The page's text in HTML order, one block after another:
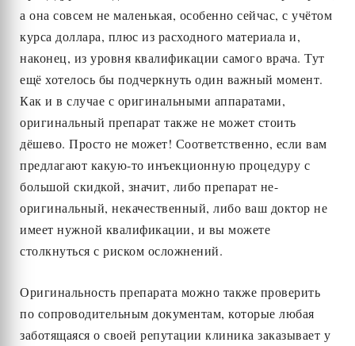
а она совсем не маленькая, особенно сейчас, с учётом
курса доллара, плюс из расходного материала и,
наконец, из уровня квалификации самого врача. Тут
ещё хотелось бы подчеркнуть один важный момент.
Как и в случае с оригинальными аппаратами,
оригинальный препарат также не может стоить
дёшево. Просто не может! Соответственно, если вам
предлагают какую-то инъекционную процедуру с
большой скидкой, значит, либо препарат не-
оригинальный, некачественный, либо ваш доктор не
имеет нужной квалификации, и вы можете
столкнуться с риском осложнений.
Оригинальность препарата можно также проверить
по сопроводительным документам, которые любая
заботящаяся о своей репутации клиника заказывает у